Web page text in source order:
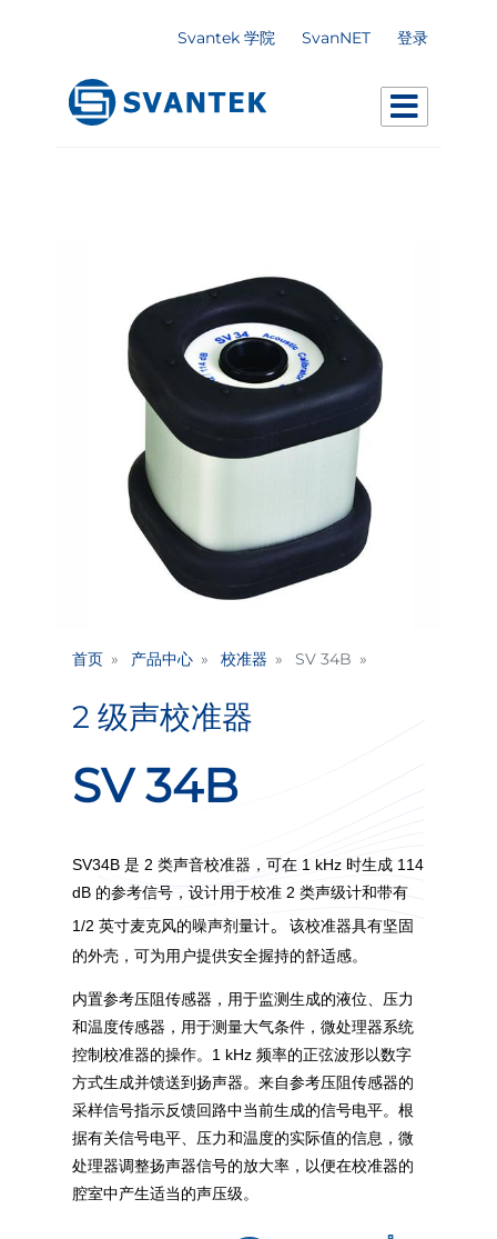
Svantek 学院 SvanNET 登录
首页 产品中心 校准器 SV 34B
2 级声校准器
SV 34B
SV34B 是 2 类声音校准器，可在 1 kHz 时生成 114
dB 的参考信号，设计用于校准 2 类声级计和带有
1/2 英寸麦克风的噪声剂量计。
该校准器具有坚固
的外壳，可为用户提供安全握持的舒适感。
内置参考压阻传感器，用于监测生成的液位、压力
和温度传感器，用于测量大气条件，微处理器系统
控制校准器的操作。1 kHz 频率的正弦波形以数字
方式生成并馈送到扬声器。来自参考压阻传感器的
采样信号指示反馈回路中当前生成的信号电平。根
据有关信号电平、压力和温度的实际值的信息，微
处理器调整扬声器信号的放大率，以便在校准器的
腔室中产生适当的声压级。